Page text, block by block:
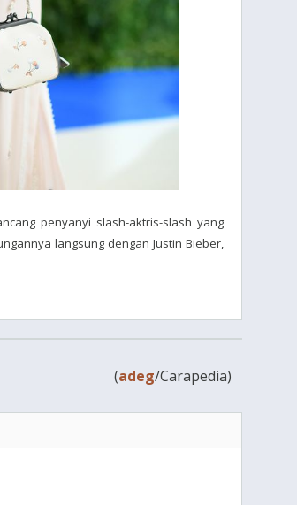
penyanyi slash-aktris-slash yang
langsung dengan Justin Bieber,
(adeg/Carapedia)